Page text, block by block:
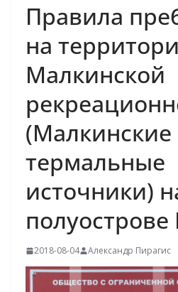
Правила
на
Малкинской
(Малкинские
термальные
источники)
полуострове
2018-08-04 Александр Пирагис